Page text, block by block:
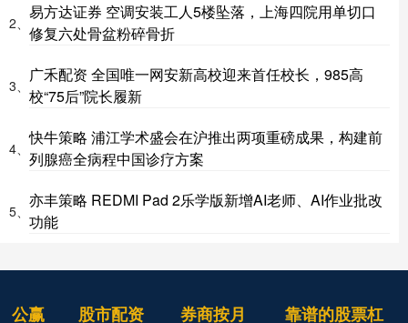
2、
易方达证券 空调安装工人5楼坠落，上海四院用单切口
修复六处骨盆粉碎骨折
3、
广禾配资 全国唯一网安新高校迎来首任校长，985高
校“75后”院长履新
4、
快牛策略 浦江学术盛会在沪推出两项重磅成果，构建前
列腺癌全病程中国诊疗方案
5、
亦丰策略 REDMI Pad 2乐学版新增AI老师、AI作业批改
功能
公赢 股市配资 券商按月 靠谱的股票杠